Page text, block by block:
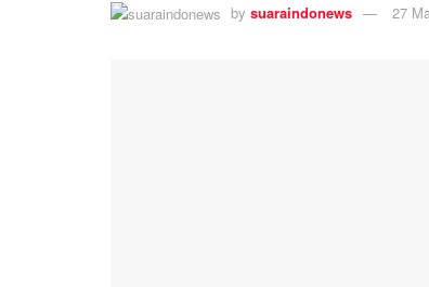
by suaraindonews 27